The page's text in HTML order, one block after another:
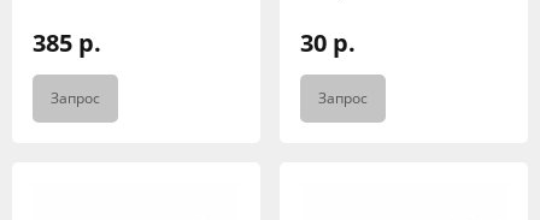
385 р.
Запрос
30 р.
Запрос